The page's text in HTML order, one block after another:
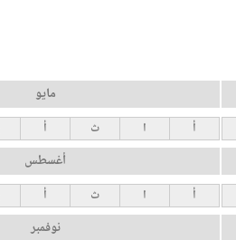
مايو
أ ا ث أ
أغسطس
أ ا ث أ
نوفمبر